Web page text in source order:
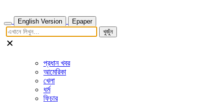
English Version
Epaper
খুজুঁন
প্রধান খবর
আমেরিকা
খেলা
ধর্ম
ফিচার